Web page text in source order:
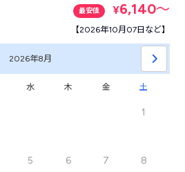
最安値 ¥6,140〜
【2026年10月07日など】
2026年8月
水 木 金 土
1
5 6 7 8